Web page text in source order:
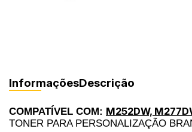
InformaçõesDescrição
COMPATÍVEL COM: M252DW,
TONER PARA PERSONALIZAÇÃO